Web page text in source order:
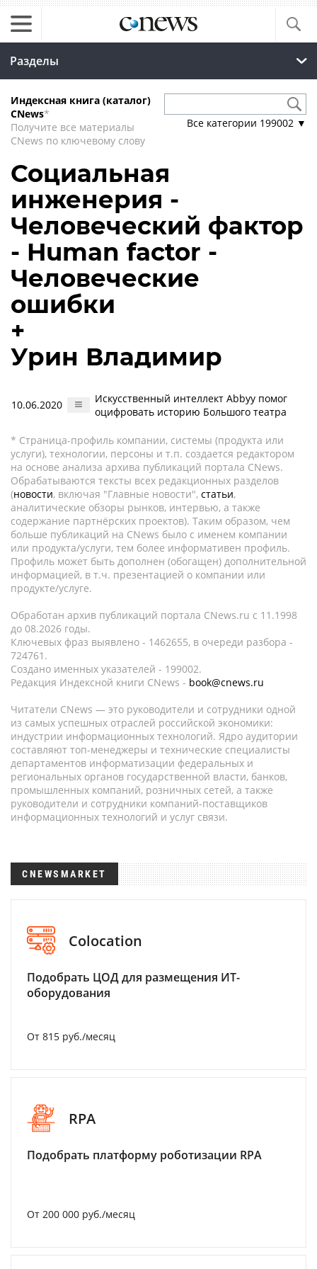
Разделы
Индексная книга (каталог)
CNews*
Получите все материалы
CNews по ключевому слову
Все категории 199002 ▼
Социальная
инженерия -
Человеческий фактор
- Human factor -
Человеческие
ошибки
+
Урин Владимир
10.06.2020
Искусственный интеллект Abbyy помог
оцифровать историю Большого театра
* Страница-профиль компании, системы (продукта или
услуги), технологии, персоны и т.п. создается редактором
на основе анализа архива публикаций портала CNews.
Обрабатываются тексты всех редакционных разделов
(новости, включая "Главные новости", статьи,
аналитические обзоры рынков, интервью, а также
содержание партнёрских проектов). Таким образом, чем
больше публикаций на CNews было с именем компании
или продукта/услуги, тем более информативен профиль.
Профиль может быть дополнен (обогащен) дополнительной
информацией, в т.ч. презентацией о компании или
продукте/услуге.
Обработан архив публикаций портала CNews.ru c 11.1998
до 08.2026 годы.
Ключевых фраз выявлено - 1462655, в очереди разбора -
724761.
Создано именных указателей - 199002.
Редакция Индексной книги CNews - book@cnews.ru
Читатели CNews — это руководители и сотрудники одной
из самых успешных отраслей российской экономики:
индустрии информационных технологий. Ядро аудитории
составляют топ-менеджеры и технические специалисты
департаментов информатизации федеральных и
региональных органов государственной власти, банков,
промышленных компаний, розничных сетей, а также
руководители и сотрудники компаний-поставщиков
информационных технологий и услуг связи.
CNEWSMARKET
Colocation
Подобрать ЦОД для размещения ИТ-
оборудования
От 815 руб./месяц
RPA
Подобрать платформу роботизации RPA
От 200 000 руб./месяц